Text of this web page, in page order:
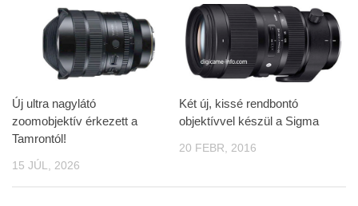
Új ultra nagylátó
zoomobjektív érkezett a
Tamrontól!
15 JÚL, 2026
Két új, kissé rendbontó
objektívvel készül a Sigma
20 FEBR, 2016